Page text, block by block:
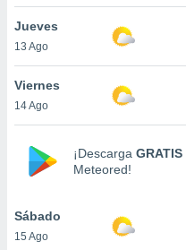
de
cookies
aceptar
Jueves
13 Ago
Viernes
14 Ago
¡Descarga GRATIS
Meteored!
Sábado
15 Ago